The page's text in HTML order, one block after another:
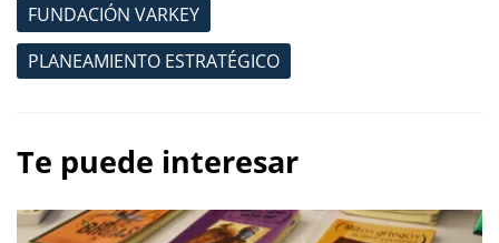
FUNDACIÓN VARKEY
PLANEAMIENTO ESTRATÉGICO
Te puede interesar